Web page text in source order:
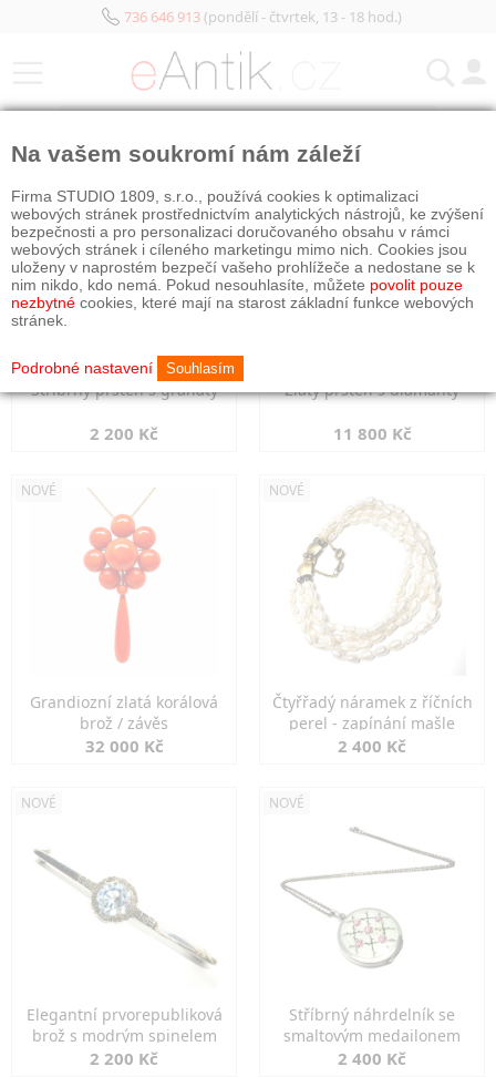
736 646 913(pondělí - čtvrtek, 13 - 18 hod.)
Stříbrný prsten s granáty
2 200 Kč
Zlatý prsten s diamanty
11 800 Kč
NOVÉ
Grandiozní zlatá korálová
brož / závěs
32 000 Kč
NOVÉ
Čtyřřadý náramek z říčních
perel - zapínání mašle
2 400 Kč
NOVÉ
Elegantní prvorepubliková
brož s modrým spinelem
2 200 Kč
NOVÉ
Stříbrný náhrdelník se
smaltovým medailonem
2 400 Kč
Na vašem soukromí nám záleží
Firma STUDIO 1809, s.r.o., používá cookies k optimalizaci
webových stránek prostřednictvím analytických nástrojů, ke zvýšení
bezpečnosti a pro personalizaci doručovaného obsahu v rámci
webových stránek i cíleného marketingu mimo nich. Cookies jsou
uloženy v naprostém bezpečí vašeho prohlížeče a nedostane se k
nim nikdo, kdo nemá. Pokud nesouhlasíte, můžete povolit pouze
nezbytné cookies, které mají na starost základní funkce webových
stránek.
Podrobné nastavení Souhlasím